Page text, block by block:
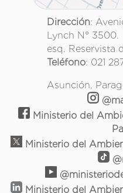
Dirección:
Lynch N° 3500.
esq. Reservista
Teléfono: 021
Asunción,
Ministerio del
Ministerio del
Ministerio del